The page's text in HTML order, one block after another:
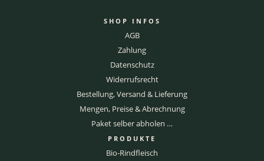
SHOP INFOS
AGB
Zahlung
Datenschutz
Widerrufsrecht
Bestellung, Versand & Lieferung
Mengen, Preise & Abrechnung
Paket selber abholen …
PRODUKTE
Bio-Rindfleisch